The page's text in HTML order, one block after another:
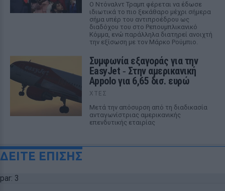
Ο Ντόναλντ Τραμπ φέρεται να έδωσε
ιδιωτικά το πιο ξεκάθαρο μέχρι σήμερα
σήμα υπέρ του αντιπροέδρου ως
διαδόχου του στο Ρεπουμπλικανικό
Κόμμα, ενώ παράλληλα διατηρεί ανοιχτή
την εξίσωση με τον Μάρκο Ρούμπιο.
Συμφωνία εξαγοράς για την
EasyJet ‑ Στην αμερικανική
Appolo για 6,65 δισ. ευρώ
ΧΤΕΣ
Μετά την απόσυρση από τη διαδικασία
ανταγωνίστριας αμερικανικής
επενδυτικής εταιρίας
ΔΕΙΤΕ ΕΠΙΣΗΣ
par: 3